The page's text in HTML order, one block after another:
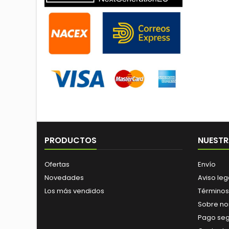
PRODUCTOS
Ofertas
Novedades
Los más vendidos
Envío
Aviso
Sobre
Pago